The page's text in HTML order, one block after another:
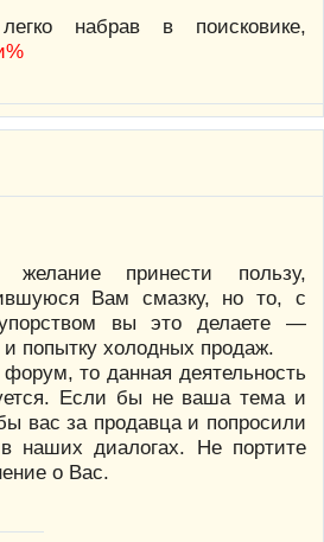
набрав в поисковике,
принести пользу,
Вам смазку, но то, с
вы это делаете —
попытку холодных продаж.
форум, то данная деятельность
Если бы не ваша тема и
вас за продавца и попросили
наших диалогах. Не портите
о Вас.